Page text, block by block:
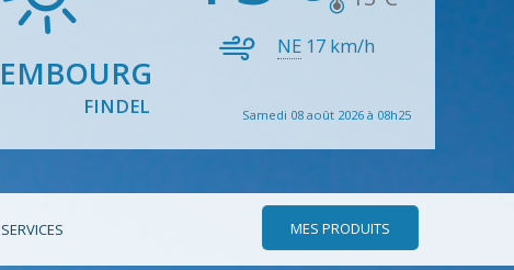
FINDEL
NE 17 km/h
Samedi 08 août 2026 à 08h25
MES PRODUITS